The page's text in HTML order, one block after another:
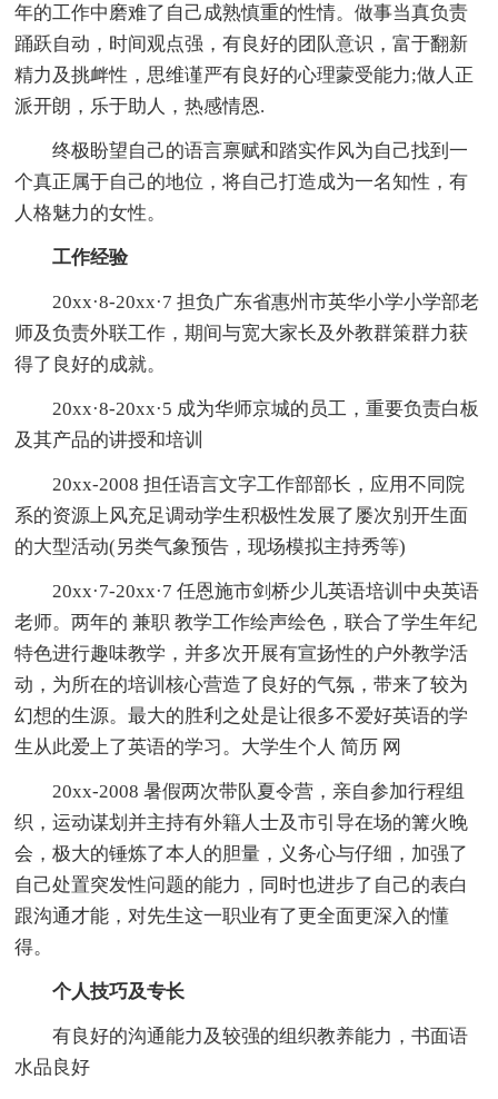
年的工作中磨难了自己成熟慎重的性情。做事当真负责
踊跃自动，时间观点强，有良好的团队意识，富于翻新
精力及挑衅性，思维谨严有良好的心理蒙受能力;做人正
派开朗，乐于助人，热感情恩.
终极盼望自己的语言禀赋和踏实作风为自己找到一
个真正属于自己的地位，将自己打造成为一名知性，有
人格魅力的女性。
工作经验
20xx·8-20xx·7 担负广东省惠州市英华小学小学部老
师及负责外联工作，期间与宽大家长及外教群策群力获
得了良好的成就。
20xx·8-20xx·5 成为华师京城的员工，重要负责白板
及其产品的讲授和培训
20xx-2008 担任语言文字工作部部长，应用不同院
系的资源上风充足调动学生积极性发展了屡次别开生面
的大型活动(另类气象预告，现场模拟主持秀等)
20xx·7-20xx·7 任恩施市剑桥少儿英语培训中央英语
老师。两年的 兼职 教学工作绘声绘色，联合了学生年纪
特色进行趣味教学，并多次开展有宣扬性的户外教学活
动，为所在的培训核心营造了良好的气氛，带来了较为
幻想的生源。最大的胜利之处是让很多不爱好英语的学
生从此爱上了英语的学习。大学生个人 简历 网
20xx-2008 暑假两次带队夏令营，亲自参加行程组
织，运动谋划并主持有外籍人士及市引导在场的篝火晚
会，极大的锤炼了本人的胆量，义务心与仔细，加强了
自己处置突发性问题的能力，同时也进步了自己的表白
跟沟通才能，对先生这一职业有了更全面更深入的懂
得。
个人技巧及专长
有良好的沟通能力及较强的组织教养能力，书面语
水品良好